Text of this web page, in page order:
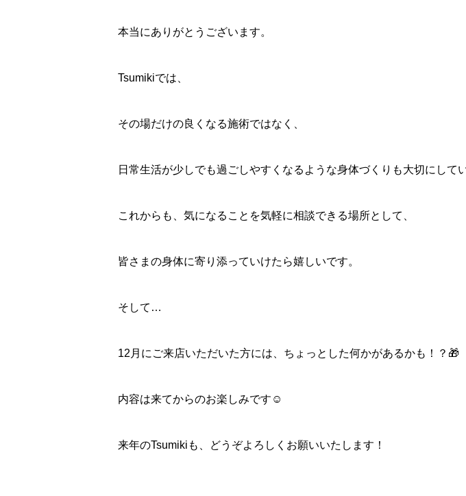
本当にありがとうございます。
Tsumikiでは、
その場だけの良くなる施術ではなく、
日常生活が少しでも過ごしやすくなるような身体づくりも大切にして
これからも、気になることを気軽に相談できる場所として、
皆さまの身体に寄り添っていけたら嬉しいです。
そして…
12月にご来店いただいた方には、ちょっとした何かがあるかも！？🎁
内容は来てからのお楽しみです☺️
来年のTsumikiも、どうぞよろしくお願いいたします！